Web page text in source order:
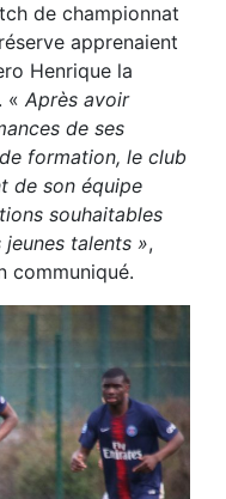
de championnat
apprenaient
Henrique la
« Après avoir
de ses
formation, le club
de son équipe
souhaitables
talents »,
communiqué.